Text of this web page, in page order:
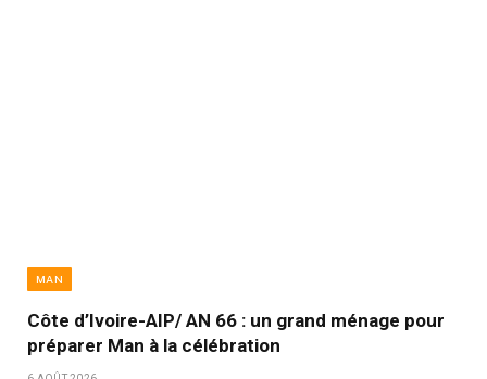
MAN
Côte d’Ivoire-AIP/ AN 66 : un grand ménage pour
préparer Man à la célébration